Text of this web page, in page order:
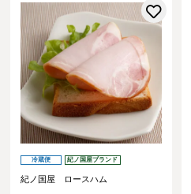
冷蔵便 紀ノ国屋ブランド
紀ノ国屋 ロースハム